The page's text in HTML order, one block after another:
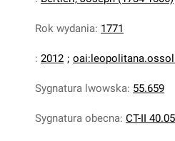
Rok wydania: 1771
: 2012 ;
Sygnatura lwowska: 55.659
Sygnatura obecna: CT-II